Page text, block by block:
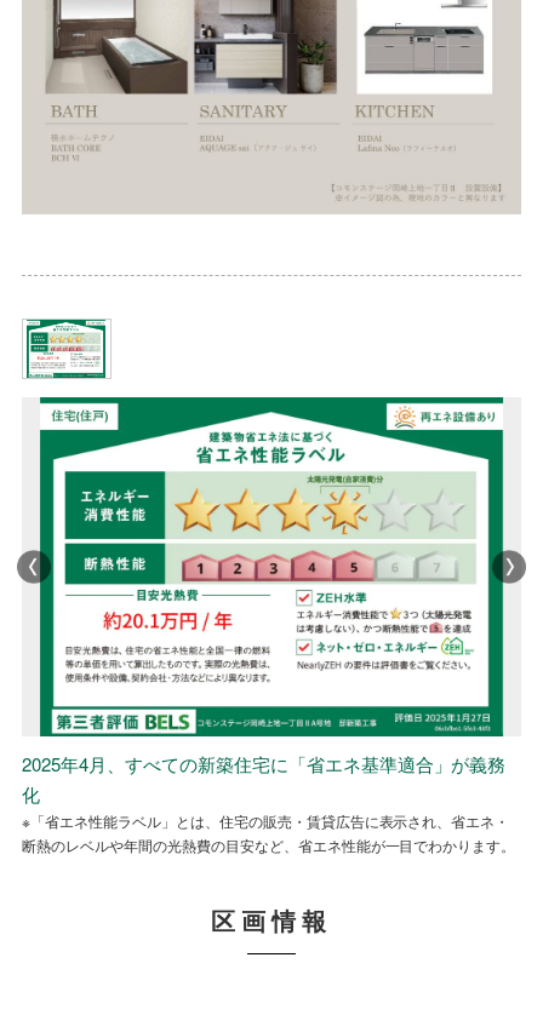
2025年4月、すべての新築住宅に「省エネ基準適合」が義務
化
※「省エネ性能ラベル」とは、住宅の販売・賃貸広告に表示され、省エネ・
断熱のレベルや年間の光熱費の目安など、省エネ性能が一目でわかります。
2025年4月、すべての新築住宅に「省エネ基準適合」が義務
化
※「省エネ性能ラベル」とは、住宅の販売・賃貸広告に表示され、省エネ・
断熱のレベルや年間の光熱費の目安など、省エネ性能が一目でわかります。
2025年4月、すべての新築住宅に「省エネ基準適合」が義務
化
※「省エネ性能ラベル」とは、住宅の販売・賃貸広告に表示され、省エネ・
断熱のレベルや年間の光熱費の目安など、省エネ性能が一目でわかります。
区画情報